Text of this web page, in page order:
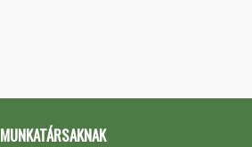
MUNKATÁRSAKNAK